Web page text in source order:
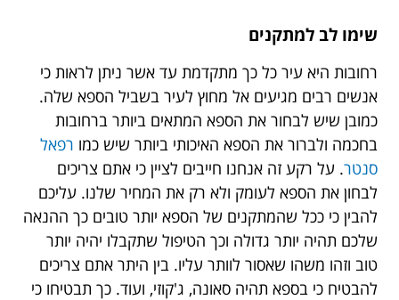
שימו לב למתקנים
רחובות היא עיר כל כך מתקדמת עד אשר ניתן לראות כי
אנשים רבים מגיעים אל מחוץ לעיר בשביל הספא שלה.
כמובן שיש לבחור את הספא המתאים ביותר ברחובות
בחכמה ולברור את הספא האיכותי ביותר שיש כמו רפאל
סנטר. על רקע זה אנחנו חייבים לציין כי אתם צריכים
לבחון את הספא לעומק ולא רק את המחיר שלנו. עליכם
להבין כי ככל שהמתקנים של הספא יותר טובים כך ההנאה
שלכם תהיה יותר גדולה וכך הטיפול שתקבלו יהיה יותר
טוב וזהו משהו שאסור לוותר עליו. בין היתר אתם צריכים
להבטיח כי בספא תהיה סאונה, ג'קוזי, ועוד. כך תבטיחו כי